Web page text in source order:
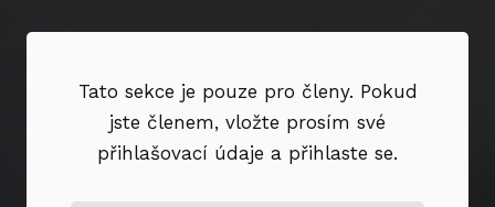
Tato sekce je pouze pro členy. Pokud
jste členem, vložte prosím své
přihlašovací údaje a přihlaste se.